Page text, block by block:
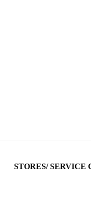
STORES/ SERVICE